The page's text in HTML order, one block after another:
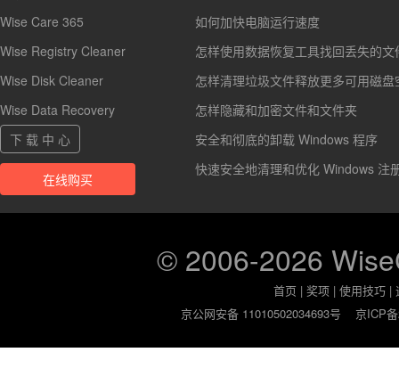
Wise Care 365
Wise Registry Cleaner
Wise Disk Cleaner
Wise Data Recovery
下 载 中 心
在线购买
如何加快电脑运行速度
怎样使用数据恢复工具找回丢失的文
怎样清理垃圾文件释放更多可用磁盘
怎样隐藏和加密文件和文件夹
安全和彻底的卸载 Windows 程序
快速安全地清理和优化 Windows 注
© 2006-2026
首页 |奖项 |使用技巧 |
京公网安备 11010502034693号
京ICP